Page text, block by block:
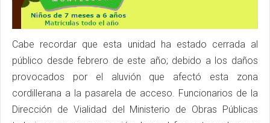
Cabe recordar que esta unidad ha estado cerrada al
público desde febrero de este año; debido a los daños
provocados por el aluvión que afectó esta zona
cordillerana a la pasarela de acceso. Funcionarios de la
Dirección de Vialidad del Ministerio de Obras Públicas